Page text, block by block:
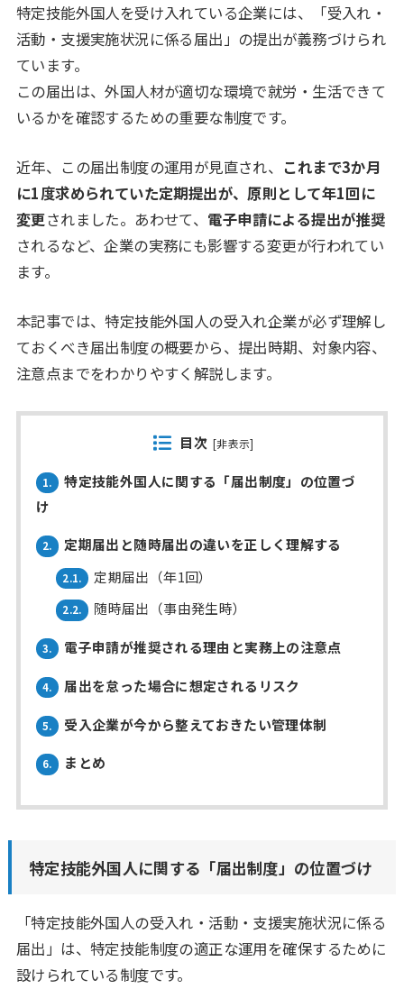
特定技能外国人を受け入れている企業には、「受入れ・
活動・支援実施状況に係る届出」の提出が義務づけられ
ています。
この届出は、外国人材が適切な環境で就労・生活できて
いるかを確認するための重要な制度です。
近年、この届出制度の運用が見直され、 これまで3か月
に1度求められていた定期提出が、原則として年1回に
変更されました。あわせて、 電子申請による提出が推奨
されるなど、企業の実務にも影響する変更が行われてい
ます。
本記事では、特定技能外国人の受入れ企業が必ず理解し
ておくべき届出制度の概要から、提出時期、対象内容、
注意点までをわかりやすく解説します。
目次 [非表示]
1.
特定技能外国人に関する「届出制度」の位置づ
け
2. 定期届出と随時届出の違いを正しく理解する
2.1. 定期届出（年1回）
2.2. 随時届出（事由発生時）
3. 電子申請が推奨される理由と実務上の注意点
4. 届出を怠った場合に想定されるリスク
5. 受入企業が今から整えておきたい管理体制
6. まとめ
特定技能外国人に関する「届出制度」の位置づけ
「特定技能外国人の受入れ・活動・支援実施状況に係る
届出」は、特定技能制度の適正な運用を確保するために
設けられている制度です。